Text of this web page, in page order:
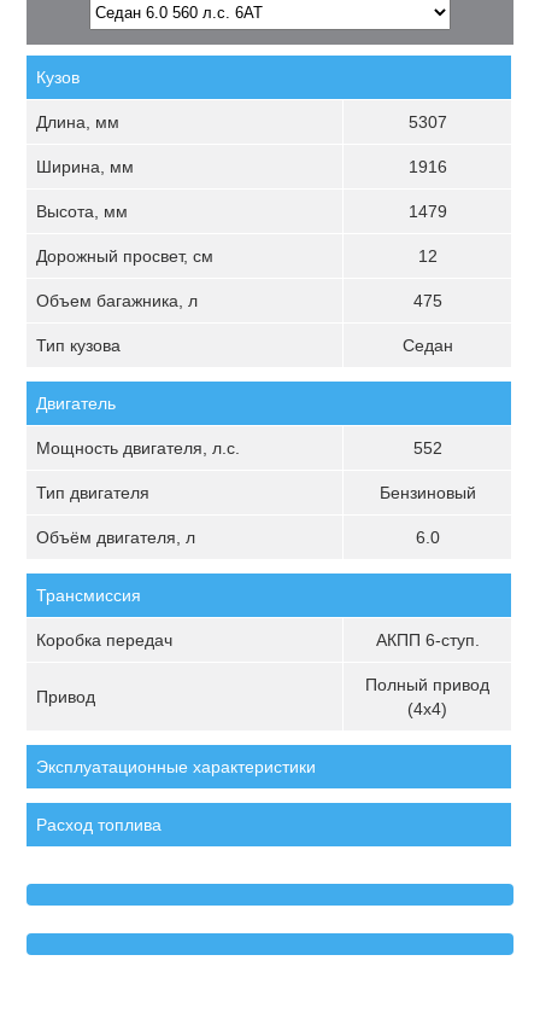
Кузов
Длина, мм 5307
Ширина, мм 1916
Высота, мм 1479
Дорожный просвет, см 12
Объем багажника, л 475
Тип кузова Седан
Двигатель
Мощность двигателя, л.с. 552
Тип двигателя Бензиновый
Объём двигателя, л 6.0
Трансмиссия
Коробка передач АКПП 6-ступ.
Привод
Полный привод
(4х4)
Эксплуатационные характеристики
Расход топлива